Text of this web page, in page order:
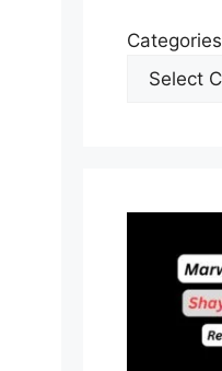
Categories